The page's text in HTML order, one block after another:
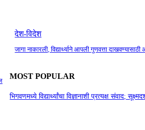
देश-विदेश
जागा नाकारली, विद्यार्थ्याने आपली गुणवत्ता
MOST POPULAR
भिगवणमध्ये विद्यार्थ्यांचा विज्ञानाशी प्रत्यक्ष संवाद;